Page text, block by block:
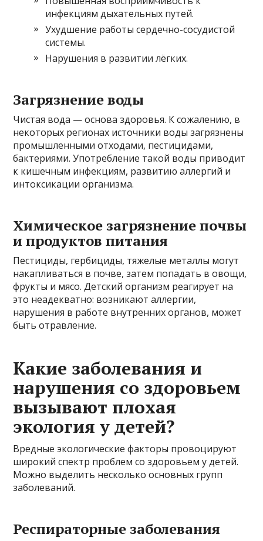
инфекциям дыхательных путей.
Ухудшение работы сердечно-сосудистой
системы.
Нарушения в развитии лёгких.
Загрязнение воды
Чистая вода — основа здоровья. К сожалению, в
некоторых регионах источники воды загрязнены
промышленными отходами, пестицидами,
бактериями. Употребление такой воды приводит
к кишечным инфекциям, развитию аллергий и
интоксикации организма.
Химическое загрязнение почвы
и продуктов питания
Пестициды, гербициды, тяжелые металлы могут
накапливаться в почве, затем попадать в овощи,
фрукты и мясо. Детский организм реагирует на
это неадекватно: возникают аллергии,
нарушения в работе внутренних органов, может
быть отравление.
Какие заболевания и
нарушения со здоровьем
вызывают плохая
экология у детей?
Вредные экологические факторы провоцируют
широкий спектр проблем со здоровьем у детей.
Можно выделить несколько основных групп
заболеваний.
Респираторные заболевания